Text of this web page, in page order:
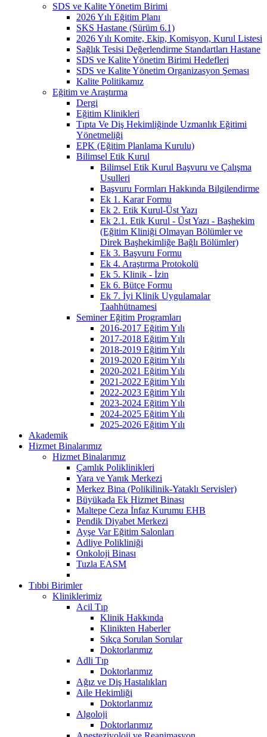
SDS ve Kalite Yönetim Birimi
2026 Yılı Eğitim Planı
SKS Hastane (Sürüm 6.1)
2026 Yılı Komite, Ekip, Komisyon, Kurul Listesi
Sağlık Tesisi Değerlendirme Standartları Hastane
SDS ve Kalite Yönetim Birimi Hedefleri
SDS ve Kalite Yönetim Organizasyon Şeması
Kalite Politikamız
Eğitim ve Araştırma
Dergi
Eğitim Klinikleri
Tıpta Ve Diş Hekimliğinde Uzmanlık Eğitimi
Yönetmeliği
EPK (Eğitim Planlama Kurulu)
Bilimsel Etik Kurul
Bilimsel Etik Kurul Başvuru ve Çalışma
Usulleri
Başvuru Formları Hakkında Bilgilendirme
Ek 1. Karar Formu
Ek 2. Etik Kurul-Üst Yazı
Ek 2.1. Etik Kurul - Üst Yazı - Başhekim
(Eğitim Kliniği Olmayan Bölümler ve
Direk Başhekimliğe Bağlı Bölümler)
Ek 3. Başvuru Formu
Ek 4. Araştırma Protokolü
Ek 5. Klinik - İzin
Ek 6. Bütçe Formu
Ek 7. İyi Klinik Uygulamalar
Taahhütnamesi
Seminer Eğitim Programları
2016-2017 Eğitim Yılı
2017-2018 Eğitim Yılı
2018-2019 Eğitim Yılı
2019-2020 Eğitim Yılı
2020-2021 Eğitim Yılı
2021-2022 Eğitim Yılı
2022-2023 Eğitim Yılı
2023-2024 Eğitim Yılı
2024-2025 Eğitim Yılı
2025-2026 Eğitim Yılı
Akademik
Hizmet Binalarımız
Hizmet Binalarımız
Çamlık Poliklinikleri
Yara ve Yanık Merkezi
Merkez Bina (Polikilinik-Yataklı Servisler)
Büyükada Ek Hizmet Binası
Maltepe Ceza İnfaz Kurumu EHB
Pendik Diyabet Merkezi
Ayşe Var Eğitim Salonları
Adliye Polikliniği
Onkoloji Binası
Tuzla EASM
Tıbbi Birimler
Kliniklerimiz
Acil Tıp
Klinik Hakkında
Klinikten Haberler
Sıkça Sorulan Sorular
Doktorlarımız
Adli Tıp
Doktorlarımız
Ağız ve Diş Hastalıkları
Aile Hekimliği
Doktorlarımız
Algoloji
Doktorlarımız